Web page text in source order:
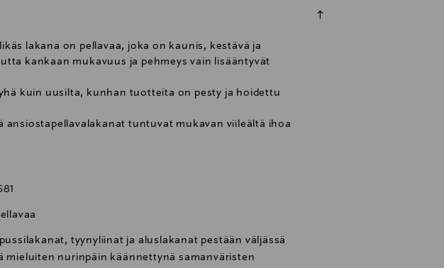
lakana on pellavaa, joka on kaunis, kestävä ja
kankaan mukavuus ja pehmeys vain lisääntyvät
kuin uusilta, kunhan tuotteita on pesty ja hoidettu
ansiostapellavalakanat tuntuvat mukavan viileältä ihoa
tyynyliinat ja aluslakanat pestään väljässä
mieluiten nurinpäin käännettynä samanväristen